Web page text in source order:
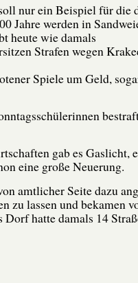
nur ein Beispiel für die
Jahre werden in
heute wie damals
Strafen wegen
Spiele um Geld,
gab es Gaslicht,
eine große Neuerung.
amtlicher Seite dazu
zu lassen und bekamen
Dorf hatte damals 14